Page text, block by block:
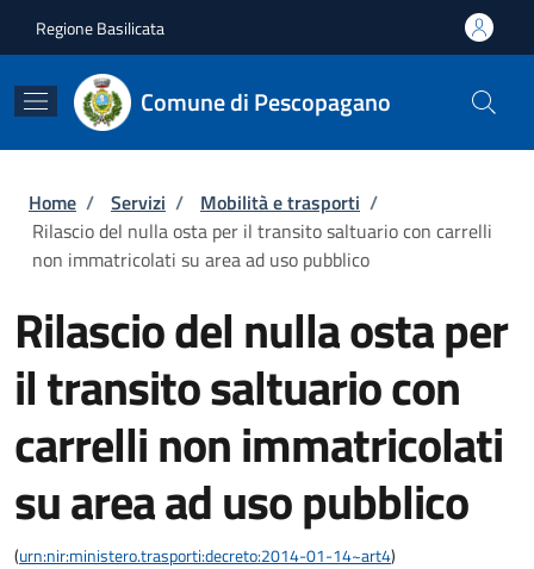
Regione Basilicata
Comune di Pescopagano
Briciole di pane
Home / Servizi / Mobilità e trasporti /
Rilascio del nulla osta per il transito saltuario con carrelli
non immatricolati su area ad uso pubblico
Rilascio del nulla osta per
il transito saltuario con
carrelli non immatricolati
su area ad uso pubblico
(urn:nir:ministero.trasporti:decreto:2014-01-14~art4)